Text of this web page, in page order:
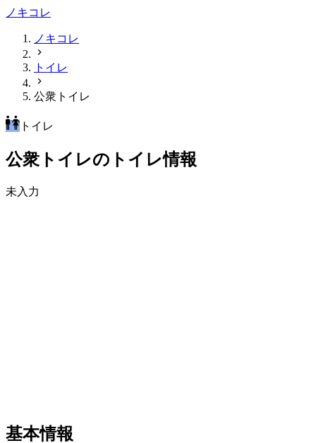
ノキコレ
ノキコレ
トイレ
公衆トイレ
トイレ
公衆トイレのトイレ情報
未入力
基本情報